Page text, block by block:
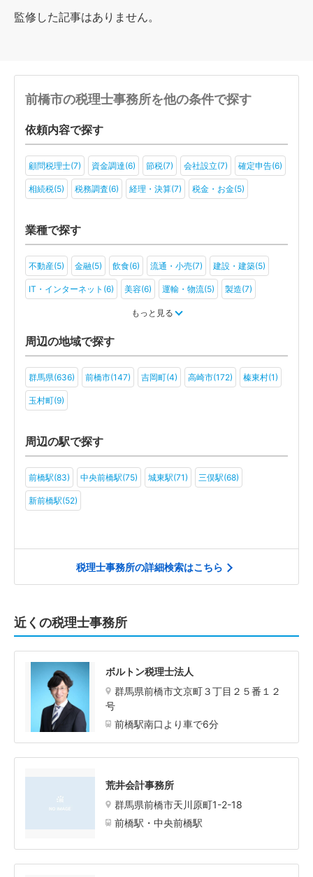
監修した記事はありません。
前橋市の税理士事務所を他の条件で探す
依頼内容で探す
顧問税理士(7) 資金調達(6) 節税(7) 会社設立(7) 確定申告(6)
相続税(5) 税務調査(6) 経理・決算(7) 税金・お金(5)
業種で探す
不動産(5) 金融(5) 飲食(6) 流通・小売(7) 建設・建築(5)
IT・インターネット(6) 美容(6) 運輸・物流(5) 製造(7)
旅行・ホテル(4)
アミューズメント・レジャー(4)
医療法人(3) ＮＰＯ法人(3) 一般社団法人(4) その他(3)
もっと見る
周辺の地域で探す
群馬県(636) 前橋市(147) 吉岡町(4) 高崎市(172) 榛東村(1)
玉村町(9)
周辺の駅で探す
前橋駅(83) 中央前橋駅(75) 城東駅(71) 三俣駅(68)
新前橋駅(52)
税理士事務所の詳細検索はこちら
近くの税理士事務所
ボルトン税理士法人
群馬県前橋市文京町３丁目２５番１２
号
前橋駅南口より車で6分
荒井会計事務所
群馬県前橋市天川原町1-2-18
前橋駅・中央前橋駅